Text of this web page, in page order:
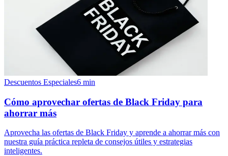
Descuentos Especiales6 min
Cómo aprovechar ofertas de Black Friday para
ahorrar más
Aprovecha las ofertas de Black Friday y aprende a ahorrar más con
nuestra guía práctica repleta de consejos útiles y estrategias
inteligentes.